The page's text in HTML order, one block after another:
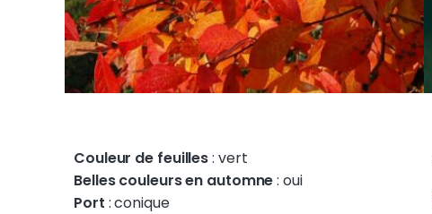
Couleur de feuilles: vert
Belles couleurs en automne: oui
Port : conique